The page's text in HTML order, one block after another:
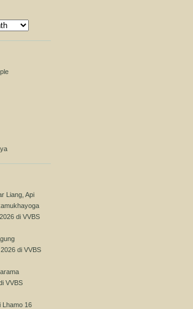
Liang, Api
di VVBS
di VVBS
VVBS
Lhamo 16